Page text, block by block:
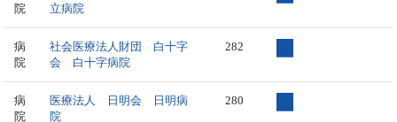
院
立病院
病
院
社会医療法人財団 白十字
会 白十字病院
282
病
院
医療法人 日明会 日明病
院
280